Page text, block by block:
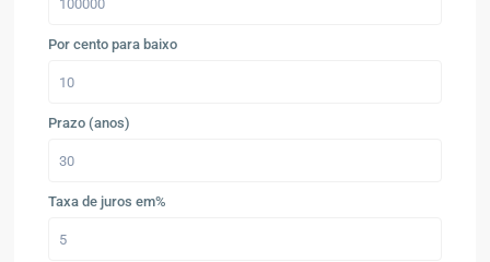
Por cento para baixo
Prazo (anos)
Taxa de juros em%